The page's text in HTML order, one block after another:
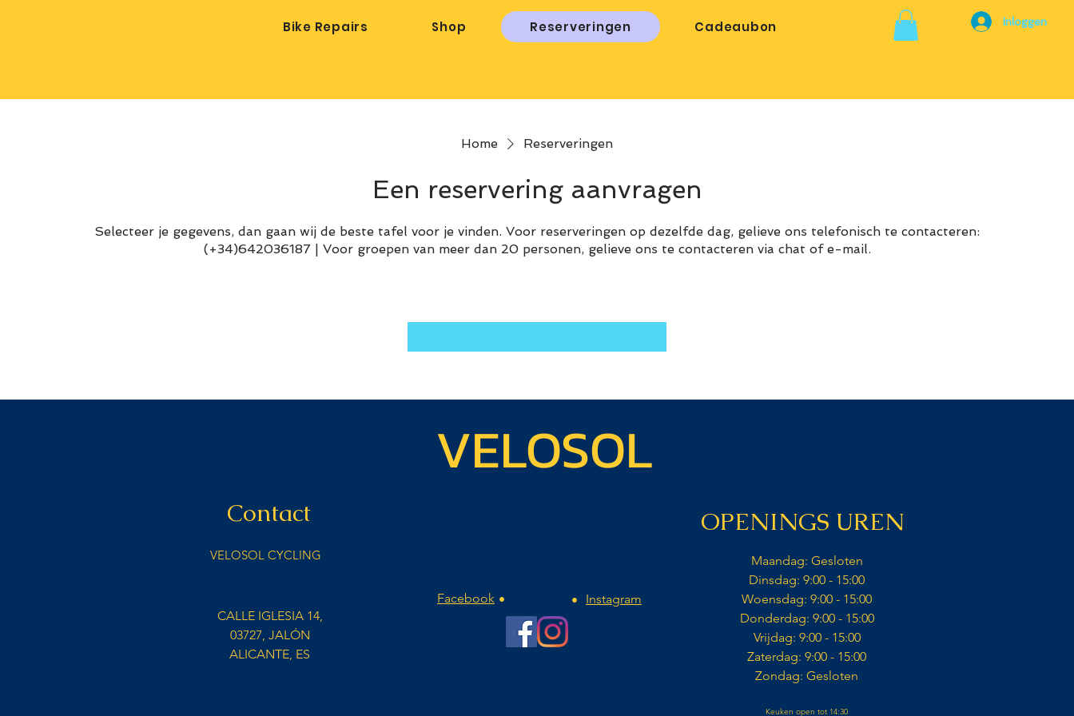
Bike Repairs Shop Reserveringen Cadeaubon Inloggen
Home Reserveringen
Een reservering aanvragen
Selecteer je gegevens, dan gaan wij de beste tafel voor je vinden. Voor reserveringen op dezelfde dag, gelieve ons telefonisch te contacteren:
(+34)642036187 | Voor groepen van meer dan 20 personen, gelieve ons te contacteren via chat of e-mail.
VELOSOL
Contact
VELOSOL CYCLING
CALLE IGLESIA 14,
03727, JALÓN
ALICANTE, ES
OPENINGS UREN
•
Facebook • Instagram
Maandag: Gesloten​
Dinsdag: 9:00 - 15:00​
Woensdag: 9:00 - 15:00​
Donderdag: 9:00 - 15:00​
Vrijdag: 9:00 - 15:00​
Zaterdag: 9:00 - 15:00​​
Zondag: Gesloten​
Keuken open tot 14:30